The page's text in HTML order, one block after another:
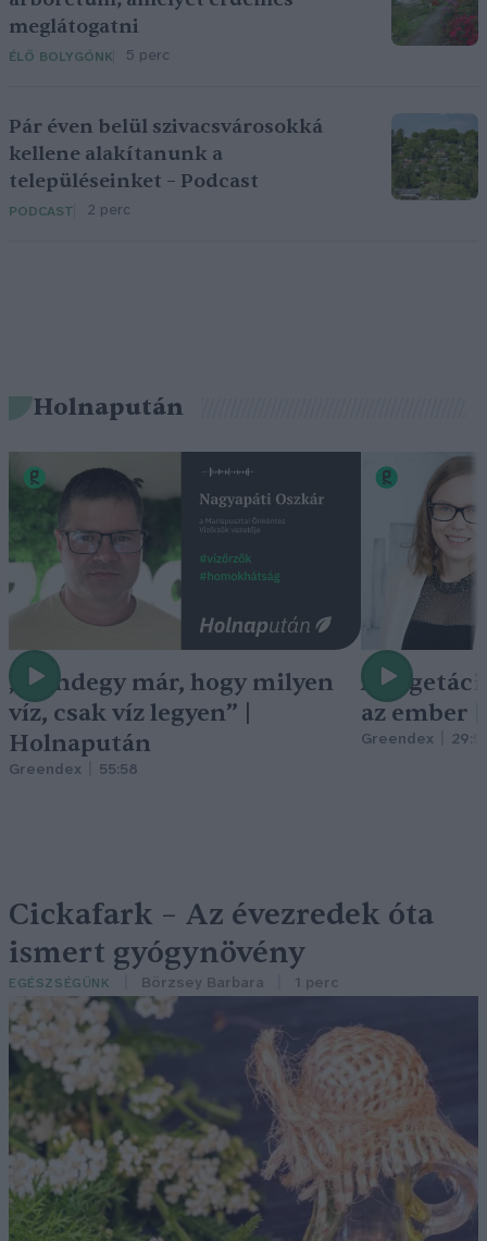
meglátogatni
ÉLŐ BOLYGÓNK 5 perc
Pár éven belül szivacsvárosokká
kellene alakítanunk a
településeinket – Podcast
PODCAST 2 perc
Holnapután
„Mindegy már, hogy milyen
víz, csak víz legyen” |
Holnapután
Greendex 55:58
A
az ember
Greendex
Cickafark – Az évezredek óta
ismert gyógynövény
EGÉSZSÉGÜNK Börzsey Barbara 1 perc